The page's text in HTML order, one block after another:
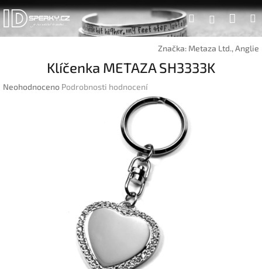
Přejít
na
obsah
Hledat
Značka: Metaza Ltd., Anglie
Klíčenka METAZA SH3333K
Průměrné
Neohodnoceno Podrobnosti hodnocení